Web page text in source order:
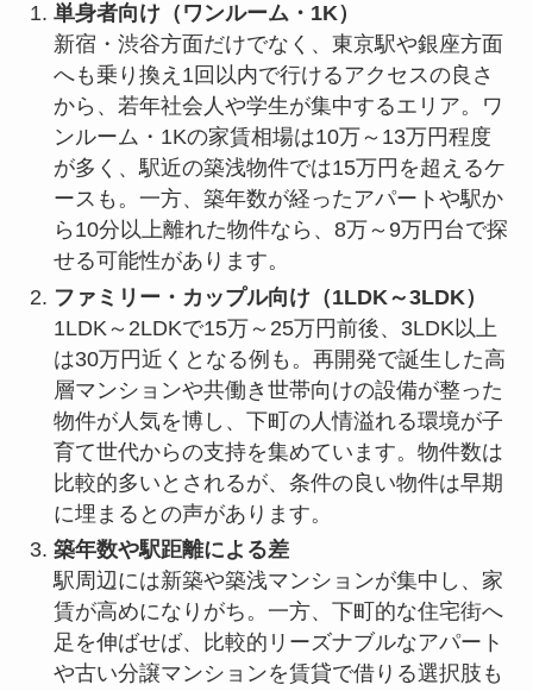
単身者向け（ワンルーム・1K）
新宿・渋谷方面だけでなく、東京駅や銀座方面
へも乗り換え1回以内で行けるアクセスの良さ
から、若年社会人や学生が集中するエリア。ワ
ンルーム・1Kの家賃相場は10万～13万円程度
が多く、駅近の築浅物件では15万円を超えるケ
ースも。一方、築年数が経ったアパートや駅か
ら10分以上離れた物件なら、8万～9万円台で探
せる可能性があります。
ファミリー・カップル向け（1LDK～3LDK）
1LDK～2LDKで15万～25万円前後、3LDK以上
は30万円近くとなる例も。再開発で誕生した高
層マンションや共働き世帯向けの設備が整った
物件が人気を博し、下町の人情溢れる環境が子
育て世代からの支持を集めています。物件数は
比較的多いとされるが、条件の良い物件は早期
に埋まるとの声があります。
築年数や駅距離による差
駅周辺には新築や築浅マンションが集中し、家
賃が高めになりがち。一方、下町的な住宅街へ
足を伸ばせば、比較的リーズナブルなアパート
や古い分譲マンションを賃貸で借りる選択肢も